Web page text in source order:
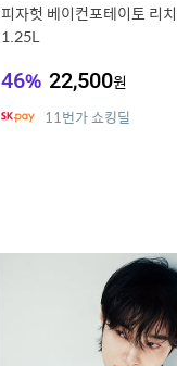
피자헛 베이컨포테이토 리
1.25L
46% 22,500원
11번가 쇼킹딜